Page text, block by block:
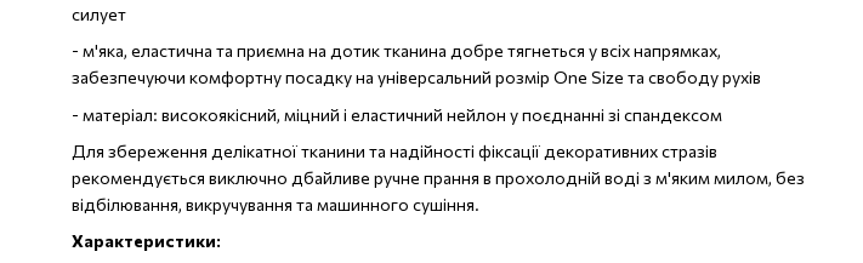
силует
- м'яка, еластична та приємна на дотик тканина добре тягнеться у всіх напрямках,
забезпечуючи комфортну посадку на універсальний розмір One Size та свободу рухів
- матеріал: високоякісний, міцний і еластичний нейлон у поєднанні зі спандексом
Для збереження делікатної тканини та надійності фіксації декоративних стразів
рекомендується виключно дбайливе ручне прання в прохолодній воді з м'яким милом, без
відбілювання, викручування та машинного сушіння.
Характеристики: